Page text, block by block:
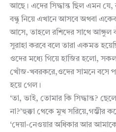
আছে। এদের সিদ্ধান্ত ছিল এমন
বন্ধু নিয়ে এখানে আসবে অথবা
আসে, তাহলে রশিদের সাথে আঙ্গুল
সুরাহা করবে বলে তারা একমত
ওদের মধ্যে গিয়ে হাজির হলো,
খোঁজ-খবরকরে,ওদের সামনে বসে
হয়ে গেল।
‘তা, ভাই, তোমার কি সিদ্ধান্ত?
না?’হুক্কা থেকে মুখ সরিয়ে,গম্ভীর
‘দেয়া-নেওয়ার অধিকার আর